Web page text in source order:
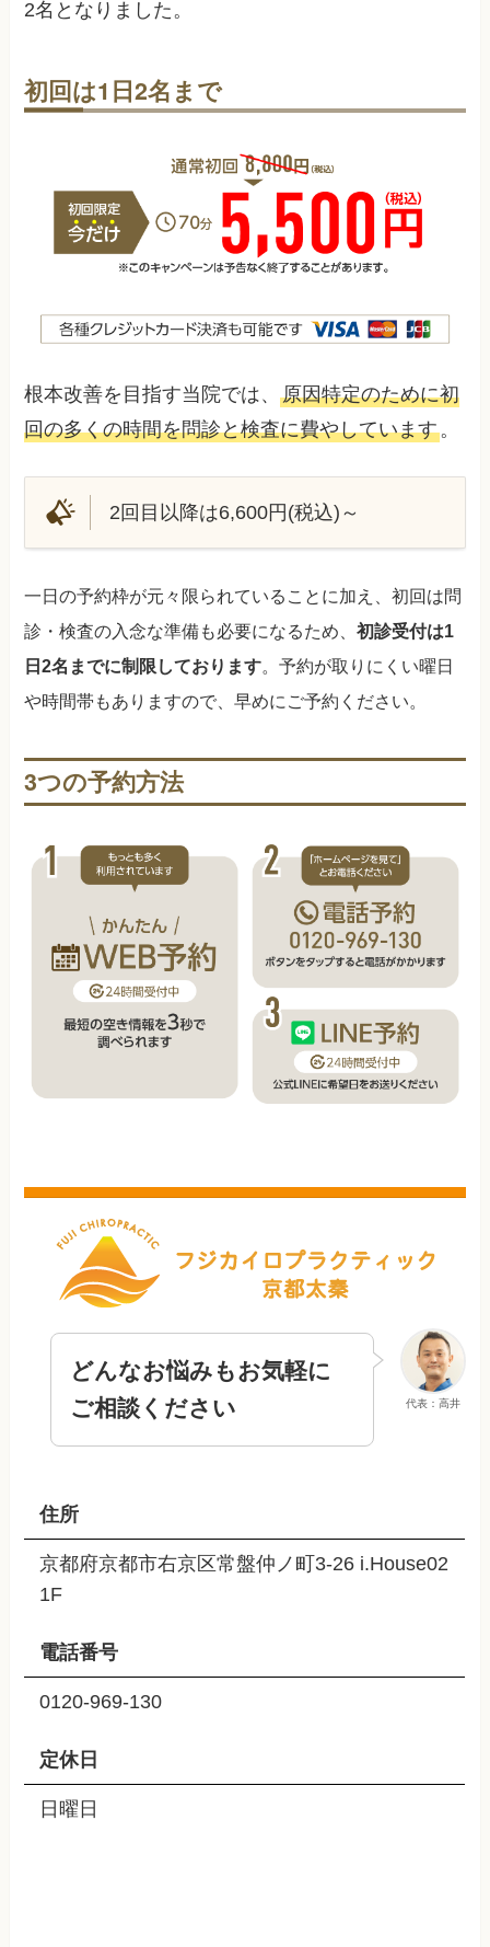
2名となりました。
初回は1日2名まで
根本改善を目指す当院では、原因特定のために初
回の多くの時間を問診と検査に費やしています。
2回目以降は6,600円(税込)～
一日の予約枠が元々限られていることに加え、初回は問
診・検査の入念な準備も必要になるため、初診受付は1
日2名までに制限しております。予約が取りにくい曜日
や時間帯もありますので、早めにご予約ください。
3つの予約方法
代表：高井
どんなお悩みもお気軽に
ご相談ください
住所
京都府京都市右京区常盤仲ノ町3-26 i.House02
1F
電話番号
0120-969-130
定休日
日曜日